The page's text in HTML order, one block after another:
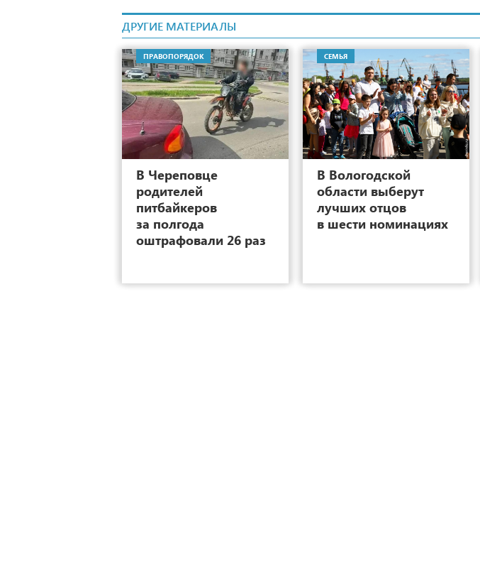
ДРУГИЕ МАТЕРИАЛЫ
ПРАВОПОРЯДОК
17
В Череповце
родителей
питбайкеров
за полгода
оштрафовали 26 раз
СЕМЬЯ
В Вологодской
области выберут
лучших отцов
в шести номинациях